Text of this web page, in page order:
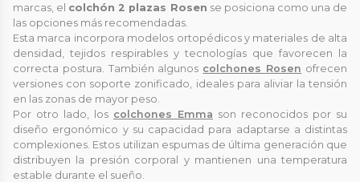
marcas, el colchón 2 plazas Rosen se posiciona como una de
las opciones más recomendadas.
Esta marca incorpora modelos ortopédicos y materiales de alta
densidad, tejidos respirables y tecnologías que favorecen la
correcta postura. También algunos colchones Rosen ofrecen
versiones con soporte zonificado, ideales para aliviar la tensión
en las zonas de mayor peso.
Por otro lado, los colchones Emma son reconocidos por su
diseño ergonómico y su capacidad para adaptarse a distintas
complexiones. Estos utilizan espumas de última generación que
distribuyen la presión corporal y mantienen una temperatura
estable durante el sueño.